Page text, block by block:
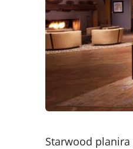
Starwood